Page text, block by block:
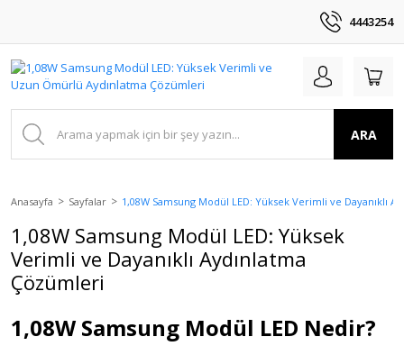
4443254
ARA
Anasayfa Sayfalar 1,08W Samsung Modül LED: Yüksek Verimli ve Dayanıklı
1,08W Samsung Modül LED: Yüksek
Verimli ve Dayanıklı Aydınlatma
Çözümleri
1,08W Samsung Modül LED Nedir?